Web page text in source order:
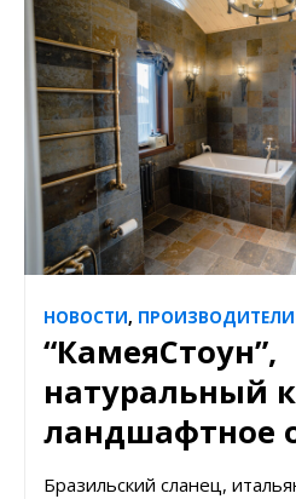
НОВОСТИ, ПРОИЗВОДИТЕЛИ
“КамеяСтоун”,
натуральный
ландшафтное
Бразильский сланец,